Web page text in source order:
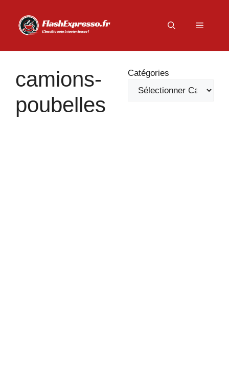
contenu
Menu
camions-
poubelles
Catégories